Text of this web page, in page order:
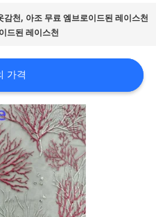
감천, 아조 무료 엠브로이드된 레이스천
드된 레이스천
가격